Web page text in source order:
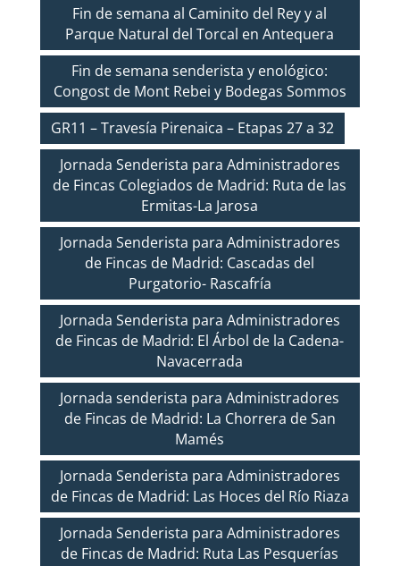
Fin de semana al Caminito del Rey y al
Parque Natural del Torcal en Antequera
Fin de semana senderista y enológico:
Congost de Mont Rebei y Bodegas Sommos
GR11 – Travesía Pirenaica – Etapas 27 a 32
Jornada Senderista para Administradores
de Fincas Colegiados de Madrid: Ruta de las
Ermitas-La Jarosa
Jornada Senderista para Administradores
de Fincas de Madrid: Cascadas del
Purgatorio- Rascafría
Jornada Senderista para Administradores
de Fincas de Madrid: El Árbol de la Cadena-
Navacerrada
Jornada senderista para Administradores
de Fincas de Madrid: La Chorrera de San
Mamés
Jornada Senderista para Administradores
de Fincas de Madrid: Las Hoces del Río Riaza
Jornada Senderista para Administradores
de Fincas de Madrid: Ruta Las Pesquerías